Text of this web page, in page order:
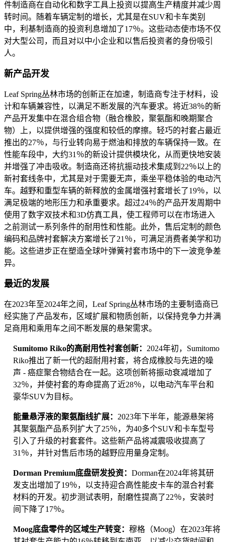
件制造商在自动化和数字工具上投资以提高生产精度并减少周
转时间。随着车辆定制的增长，尤其是在SUV和卡车类别
中，利基制造商的投资利息增加了17％。这些动态使市场不仅
对大型公司，而且对以中小企业和以售后投资者的身份吸引
人。
新产品开发
Leaf Spring丛林市场的创新正在加速，制造商专注于材料，设
计和车辆兼容性，以满足不断发展的汽车要求。将近38％的新
产品开发集中在混合组合物（融合橡胶，聚氨酯和晚期聚合
物）上，以提供增强的强度和较低的摩擦。轻巧的衬套占最近
推出的27％，与行业转向易于燃油和排放的车辆保持一致。在
性能车段中，大约31％的新设计提供模块化，从而更快地安装
并增强了冲击吸收。制造商还将抗振动技术集成到22％以上的
新衬套线条中，尤其是对于需要无声，乘坐平稳体验的电动汽
车。越野和重型车辆的新释放的金属增强衬套增长了19％，以
满足极端的地形压力和承重要求。超过24％的产品开发周期中
使用了数字双技术和3D仿真工具，使工程师可以在市场进入
之前测试一系列条件的耐用性和性能。此外，售后定制的颜色
编码和品牌衬套解决方案增长了21％，可满足消费者美学和功
能。这些进步正在塑造全球叶弹簧衬套市场中的下一波竞争差
异。
最近的发展
在2023年至2024年之间，Leaf Spring丛林市场的主要制造商已
经实施了产品发布，区域扩展和物质创新，以保持竞争力并满
足商用和乘用车之间不断发展的悬架需求。
Sumitomo Riko的高耐用性衬套创新： 2024年初，Sumitomo
Riko推出了新一代的超耐用衬套，将合成橡胶与先进的噪
声 - 癌症聚合物结合在一起。这项创新将振动衰减增加了
32％，并使衬套的寿命提高了近28％，以电动汽车平台和
豪华SUV为目标。
能量悬浮液的聚氨酯线扩展： 2023年下半年，能源悬架将
其聚氨酯产品系列扩大了25％，为40多个SUV和卡车型号
引入了升级的衬套套件。这些新产品将减震吸收提高了
31％，并针对售后市场的越野应用量身定制。
Dorman Premium底盘研发投资： Dorman在2024年将其研
发支出增加了19％，以支持迎合高性能皮卡车的混合衬套
材料的开发。初步测试表明，耐磨性提高了22％，安装时
间下降了17％。
Moog底盘零件的区域生产转变： 穆格（Moog）在2023年将